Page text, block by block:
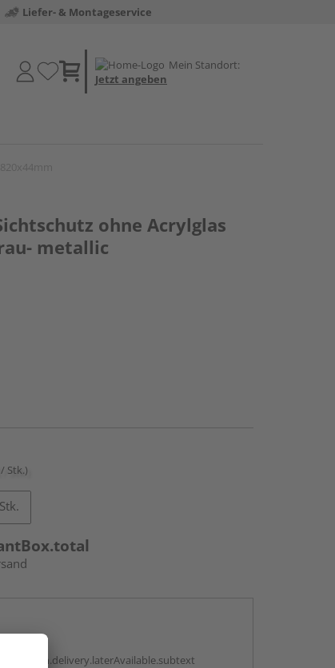
Liefer- & Montageservice
Mein Standort:
Jetzt angeben
ohne Acrylglas
metallic
Stk.)
Stk.